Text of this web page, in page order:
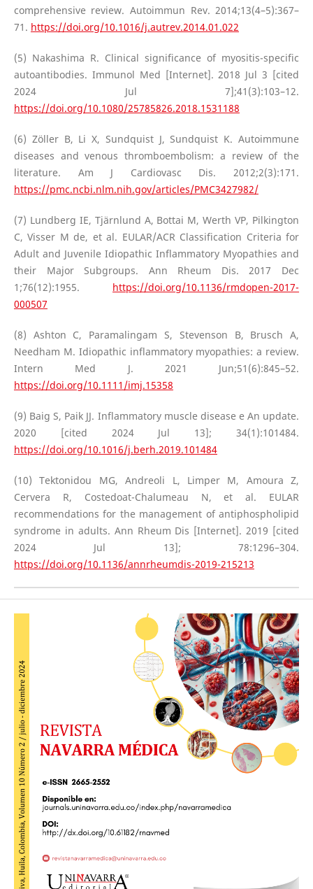
comprehensive review. Autoimmun Rev. 2014;13(4–5):367–
71. https://doi.org/10.1016/j.autrev.2014.01.022
(5) Nakashima R. Clinical significance of myositis-specific
autoantibodies. Immunol Med [Internet]. 2018 Jul 3 [cited
2024 Jul 7];41(3):103–12.
https://doi.org/10.1080/25785826.2018.1531188
(6) Zöller B, Li X, Sundquist J, Sundquist K. Autoimmune
diseases and venous thromboembolism: a review of the
literature. Am J Cardiovasc Dis. 2012;2(3):171.
https://pmc.ncbi.nlm.nih.gov/articles/PMC3427982/
(7) Lundberg IE, Tjärnlund A, Bottai M, Werth VP, Pilkington
C, Visser M de, et al. EULAR/ACR Classification Criteria for
Adult and Juvenile Idiopathic Inflammatory Myopathies and
their Major Subgroups. Ann Rheum Dis. 2017 Dec
1;76(12):1955. https://doi.org/10.1136/rmdopen-2017-
000507
(8) Ashton C, Paramalingam S, Stevenson B, Brusch A,
Needham M. Idiopathic inflammatory myopathies: a review.
Intern Med J. 2021 Jun;51(6):845–52.
https://doi.org/10.1111/imj.15358
(9) Baig S, Paik JJ. Inflammatory muscle disease e An update.
2020 [cited 2024 Jul 13]; 34(1):101484.
https://doi.org/10.1016/j.berh.2019.101484
(10) Tektonidou MG, Andreoli L, Limper M, Amoura Z,
Cervera R, Costedoat-Chalumeau N, et al. EULAR
recommendations for the management of antiphospholipid
syndrome in adults. Ann Rheum Dis [Internet]. 2019 [cited
2024 Jul 13]; 78:1296–304.
https://doi.org/10.1136/annrheumdis-2019-215213